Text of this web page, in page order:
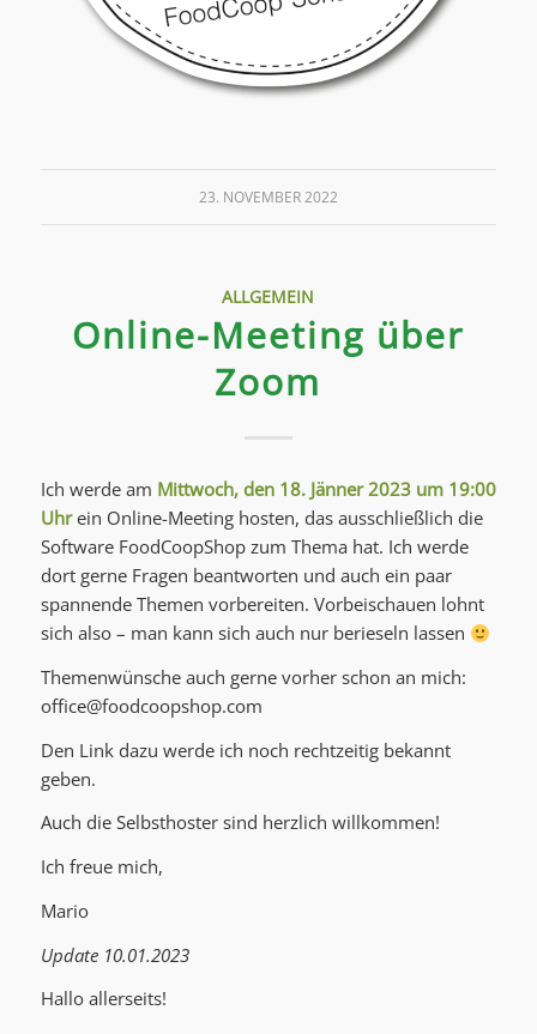
23. NOVEMBER 2022
ALLGEMEIN
Online-Meeting über
Zoom
Ich werde am Mittwoch, den 18. Jänner 2023 um 19:00
Uhrein Online-Meeting hosten, das ausschließlich die
Software FoodCoopShop zum Thema hat. Ich werde
dort gerne Fragen beantworten und auch ein paar
spannende Themen vorbereiten. Vorbeischauen lohnt
sich also – man kann sich auch nur berieseln lassen
Themenwünsche auch gerne vorher schon an mich:
office@foodcoopshop.com
Den Link dazu werde ich noch rechtzeitig bekannt
geben.
Auch die Selbsthoster sind herzlich willkommen!
Ich freue mich,
Mario
Update 10.01.2023
Hallo allerseits!